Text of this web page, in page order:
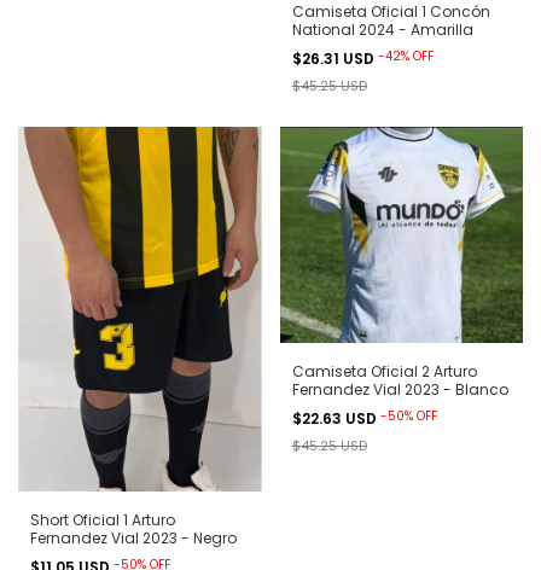
Camiseta Oficial 1 Concón
National 2024 - Amarilla
$26.31 USD -42% OFF
$45.25 USD
Short Oficial 1 Arturo
Fernandez Vial 2023 - Negro
-50% OFF
Camiseta Oficial 2 Arturo
Fernandez Vial 2023 - Blanco
$22.63 USD -50% OFF
$45.25 USD